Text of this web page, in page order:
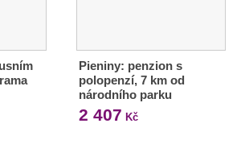
Pieniny: penzion s
polopenzí, 7 km od
národního parku
2 407 Kč